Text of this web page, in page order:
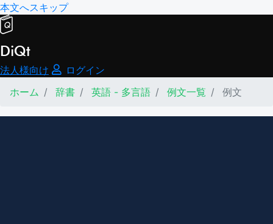
本文へスキップ
DiQt
法人様向け
ログイン
ホーム
辞書 英語 - 多言語 例文一覧 例文